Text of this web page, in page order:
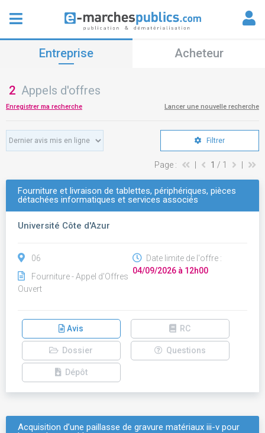
Entreprise Acheteur
2 Appels d'offres
Enregistrer ma recherche Lancer une nouvelle recherche
Filtrer
Page : 1 / 1
Fourniture et livraison de tablettes, périphériques, pièces
détachées informatiques et services associés
Université Côte d'Azur
06
Fourniture - Appel d'Offres
Ouvert
Date limite de l'offre :
04/09/2026 à 12h00
Avis RC
Dossier Questions
Dépôt
Acquisition d’une paillasse de gravure matériaux iii-v pour